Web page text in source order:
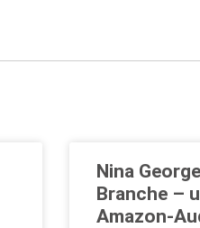
Nina
Branche –
Amazon-